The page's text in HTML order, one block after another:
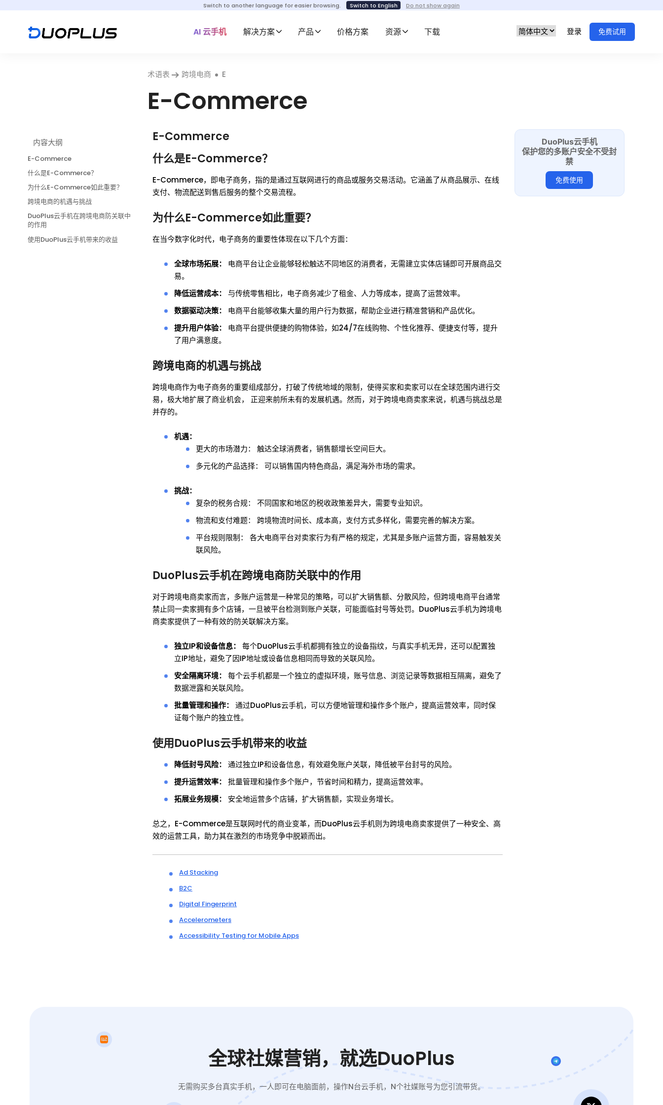
Switch to another language for easier browsing. Switch to English Do not show again
AI 云手机 解决方案 产品 价格方案 资源 下载 登录 免费试用
术语表 跨境电商 E
E-Commerce
内容大纲
E-Commerce
什么是E-Commerce？
为什么E-Commerce如此重要？
跨境电商的机遇与挑战
DuoPlus云手机在跨境电商防关联中
的作用
使用DuoPlus云手机带来的收益
E-Commerce
什么是E-Commerce？
E-Commerce，即电子商务，指的是通过互联网进行的商品或服务交易活动。它涵盖了从商品展示、在线
支付、物流配送到售后服务的整个交易流程。
为什么E-Commerce如此重要？
在当今数字化时代，电子商务的重要性体现在以下几个方面：
全球市场拓展：
电商平台让企业能够轻松触达不同地区的消费者，无需建立实体店铺即可开展商品交
易。
降低运营成本：
与传统零售相比，电子商务减少了租金、人力等成本，提高了运营效率。
数据驱动决策：
电商平台能够收集大量的用户行为数据，帮助企业进行精准营销和产品优化。
提升用户体验：
电商平台提供便捷的购物体验，如24/7在线购物、个性化推荐、便捷支付等，提升
了用户满意度。
跨境电商的机遇与挑战
跨境电商作为电子商务的重要组成部分，打破了传统地域的限制，使得买家和卖家可以在全球范围内进行交
易，极大地扩展了商业机会， 正迎来前所未有的发展机遇。然而，对于跨境电商卖家来说，机遇与挑战总是
并存的。
机遇：
更大的市场潜力： 触达全球消费者，销售额增长空间巨大。
多元化的产品选择： 可以销售国内特色商品，满足海外市场的需求。
挑战：
复杂的税务合规： 不同国家和地区的税收政策差异大，需要专业知识。
物流和支付难题： 跨境物流时间长、成本高，支付方式多样化，需要完善的解决方案。
平台规则限制： 各大电商平台对卖家行为有严格的规定，尤其是多账户运营方面，容易触发关
联风险。
DuoPlus云手机在跨境电商防关联中的作用
对于跨境电商卖家而言，多账户运营是一种常见的策略，可以扩大销售额、分散风险，但跨境电商平台通常
禁止同一卖家拥有多个店铺，一旦被平台检测到账户关联，可能面临封号等处罚。DuoPlus云手机为跨境电
商卖家提供了一种有效的防关联解决方案。
独立IP和设备信息：
每个DuoPlus云手机都拥有独立的设备指纹，与真实手机无异，还可以配置独
立IP地址，避免了因IP地址或设备信息相同而导致的关联风险。
安全隔离环境：
每个云手机都是一个独立的虚拟环境，账号信息、浏览记录等数据相互隔离，避免了
数据泄露和关联风险。
批量管理和操作：
通过DuoPlus云手机，可以方便地管理和操作多个账户，提高运营效率，同时保
证每个账户的独立性。
使用DuoPlus云手机带来的收益
降低封号风险：
通过独立IP和设备信息，有效避免账户关联，降低被平台封号的风险。
提升运营效率：
批量管理和操作多个账户，节省时间和精力，提高运营效率。
拓展业务规模：
安全地运营多个店铺，扩大销售额，实现业务增长。
总之，E-Commerce是互联网时代的商业变革，而DuoPlus云手机则为跨境电商卖家提供了一种安全、高
效的运营工具，助力其在激烈的市场竞争中脱颖而出。
Ad Stacking
B2C
Digital Fingerprint
Accelerometers
Accessibility Testing for Mobile Apps
DuoPlus云手机
保护您的多账户安全不受封
禁
免费使用
全球社媒营销，就选DuoPlus
无需购买多台真实手机，一人即可在电脑面前，操作N台云手机，N个社媒账号为您引流带货。